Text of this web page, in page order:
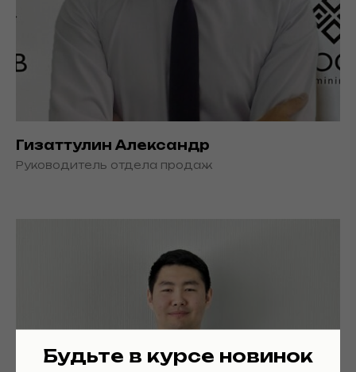
Гизаттулин Александр
Руководитель отдела продаж
Будьте в курсе новинок